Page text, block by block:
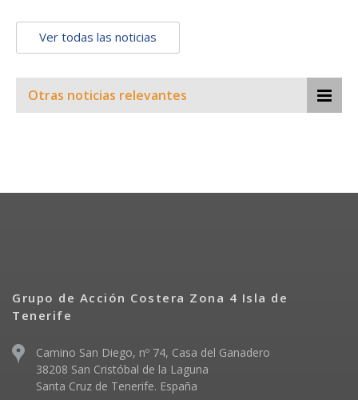
Ver todas las noticias
Otras noticias relevantes
Grupo de Acción Costera Zona 4 Isla de
Tenerife
Camino San Diego, nº 74, Casa del Ganadero
38208 San Cristóbal de la Laguna
Santa Cruz de Tenerife. España